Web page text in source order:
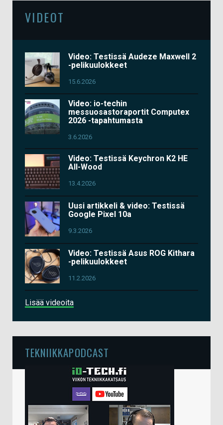
VIDEOT
Video: Testissä Audeze Maxwell 2
-pelikuulokkeet
15.6.2026
Video: io-techin
messuosastoraportit Computex
2026 -tapahtumasta
3.6.2026
Video: Testissä Keychron K2 HE
All-Wood
13.4.2026
Uusi artikkeli & video: Testissä
Google Pixel 10a
9.3.2026
Video: Testissä Asus ROG Kithara
-pelikuulokkeet
11.2.2026
Lisää videoita
TEKNIIKKAPODCAST